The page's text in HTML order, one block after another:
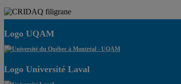
Logo UQAM
Logo Université Laval